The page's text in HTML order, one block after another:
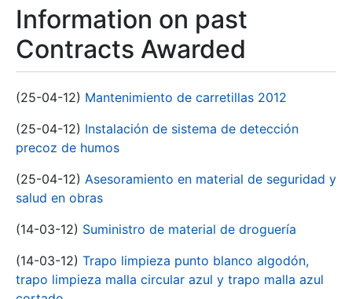
Information on past
Contracts Awarded
(25-04-12) Mantenimiento de carretillas 2012
(25-04-12) Instalación de sistema de detección
precoz de humos
(25-04-12) Asesoramiento en material de seguridad y
salud en obras
(14-03-12) Suministro de material de droguería
(14-03-12) Trapo limpieza punto blanco algodón,
trapo limpieza malla circular azul y trapo malla azul